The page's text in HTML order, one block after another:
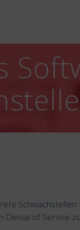
Denial of Service